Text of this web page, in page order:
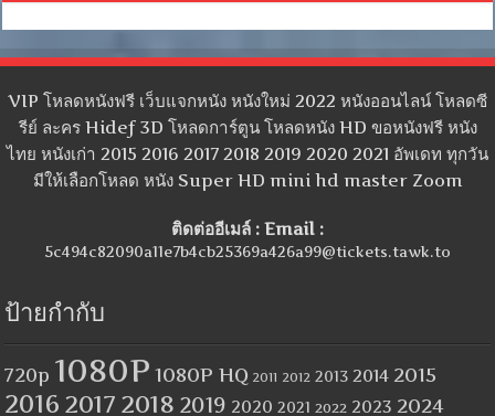
VIP โหลดหนังฟรี เว็บแจกหนัง หนังใหม่ 2022 หนังออนไลน์ โหลดซี
รีย์ ละคร Hidef 3D โหลดการ์ตูน โหลดหนัง HD ขอหนังฟรี หนัง
ไทย หนังเก่า 2015 2016 2017 2018 2019 2020 2021 อัพเดท ทุกวัน
มีให้เลือกโหลด หนัง Super HD mini hd master Zoom
ติดต่ออีเมล์ : Email :
5c494c82090a11e7b4cb25369a426a99@tickets.tawk.to
ป้ายกำกับ
720p 1080P 1080P HQ 2011 2012 2013 2014 2015
2016 2017 2018 2019 2020 2021 2022 2023 2024